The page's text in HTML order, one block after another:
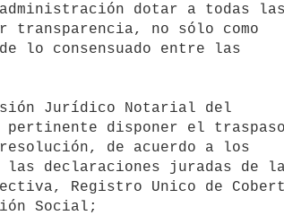
administración dotar a todas
transparencia, no sólo como
lo consensuado entre las
Jurídico Notarial del
disponer el
de acuerdo a los
las declaraciones juradas de
Registro Unico de
Social;